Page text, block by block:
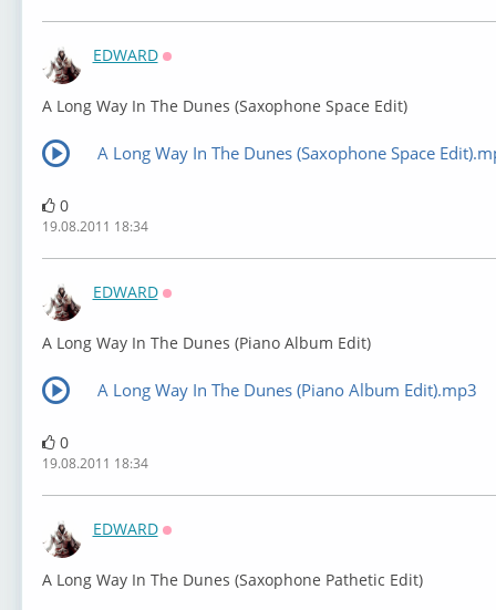
EDWARD
A Long Way In The Dunes (Saxophone Space Edit)
A Long Way In The Dunes (Saxophone Space
0
19.08.2011 18:34
EDWARD
A Long Way In The Dunes (Piano Album Edit)
A Long Way In The Dunes (Piano Album Edit).mp3
0
19.08.2011 18:34
EDWARD
A Long Way In The Dunes (Saxophone Pathetic Edit)